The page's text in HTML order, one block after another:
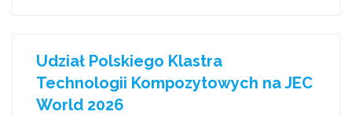
Udział Polskiego Klastra
Technologii Kompozytowych na JEC
World 2026